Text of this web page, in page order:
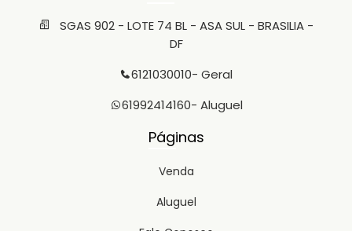
SGAS 902 - LOTE 74 BL - ASA SUL - BRASILIA -
DF
6121030010- Geral
61992414160- Aluguel
Páginas
Venda
Aluguel